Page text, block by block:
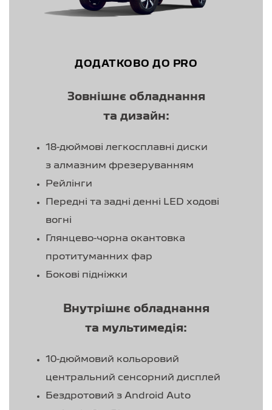
ДОДАТКОВО ДО PRO
Зовнішнє обладнання
та дизайн:
18-дюймові легкосплавні диски
з алмазним фрезеруванням
Рейлінги
Передні та задні денні LED ходові
вогні
Глянцево-чорна окантовка
протитуманних фар
Бокові підніжки
Внутрішнє обладнання
та мультимедія:
10-дюймовий кольоровий
центральний сенсорний дисплей
Бездротовий з Android Auto